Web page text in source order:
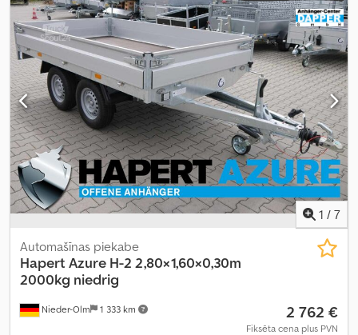
Aprīkojums:augšupielādētājs,
1 / 7
Nieder-Olm 1 333 km
Automašīnas piekabe
Hapert Azure H-2 2,80×1,60×0,30m
2000kg niedrig
2 762 €
Fiksēta cena plus PVN